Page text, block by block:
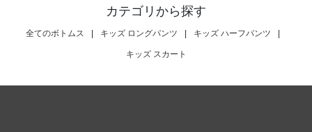
カテゴリから探す
全てのボトムス | キッズ ロングパンツ | キッズ ハーフパンツ |
キッズ スカート